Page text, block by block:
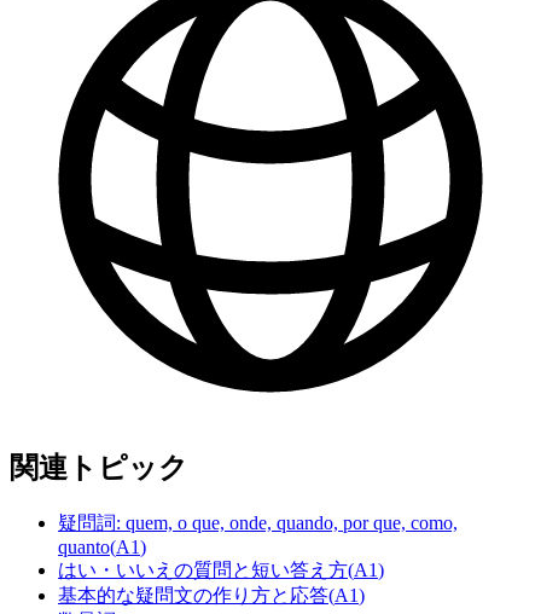
関連トピック
疑問詞: quem, o que, onde, quando, por que, como,
quanto(A1)
はい・いいえの質問と短い答え方(A1)
基本的な疑問文の作り方と応答(A1)